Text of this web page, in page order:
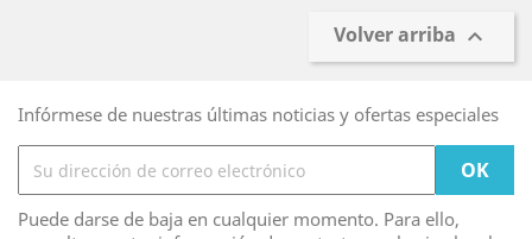
Volver arriba 
Infórmese de nuestras últimas noticias y ofertas especiales
Puede darse de baja en cualquier momento. Para ello,